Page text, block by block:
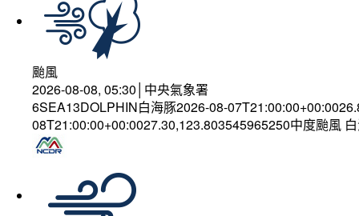
颱風
2026-08-08, 05:30│中央氣象署
6SEA13DOLPHIN白海豚2026-08-
08T21:00:00+00:0027.30,123.803545965250中度颱風